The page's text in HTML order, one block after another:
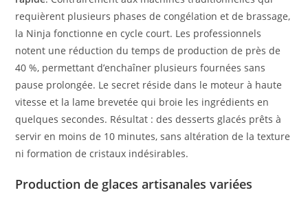
requièrent plusieurs phases de congélation et de brassage,
la Ninja fonctionne en cycle court. Les professionnels
notent une réduction du temps de production de près de
40 %, permettant d’enchaîner plusieurs fournées sans
pause prolongée. Le secret réside dans le moteur à haute
vitesse et la lame brevetée qui broie les ingrédients en
quelques secondes. Résultat : des desserts glacés prêts à
servir en moins de 10 minutes, sans altération de la texture
ni formation de cristaux indésirables.
Production de glaces artisanales variées